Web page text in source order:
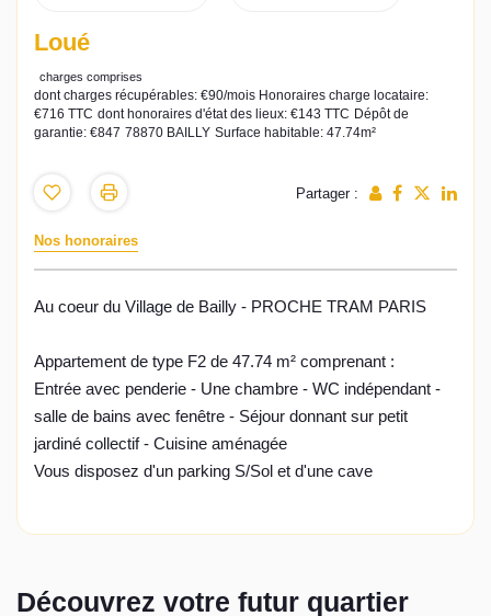
Loué
charges comprises
dont charges récupérables: €90/mois Honoraires charge locataire:
€716 TTC dont honoraires d'état des lieux: €143 TTC Dépôt de
garantie: €847 78870 BAILLY Surface habitable: 47.74m²
Partager :
Nos honoraires
Au coeur du Village de Bailly - PROCHE TRAM PARIS
Appartement de type F2 de 47.74 m² comprenant :
Entrée avec penderie - Une chambre - WC indépendant -
salle de bains avec fenêtre - Séjour donnant sur petit
jardiné collectif - Cuisine aménagée
Vous disposez d'un parking S/Sol et d'une cave
Découvrez votre futur quartier